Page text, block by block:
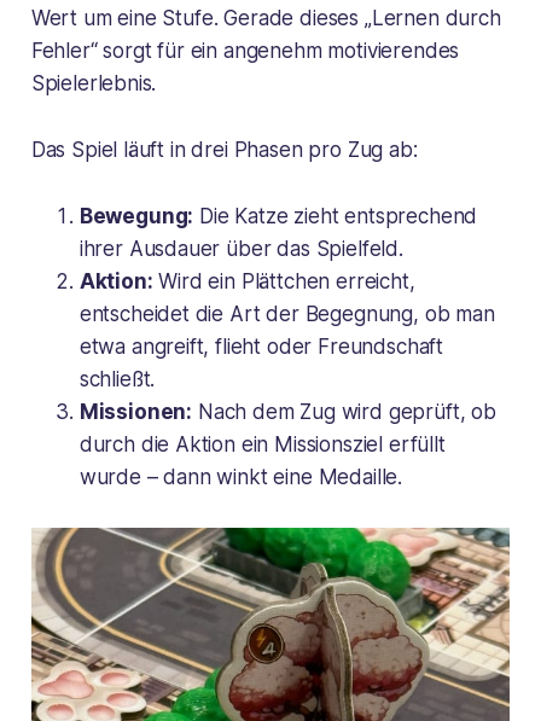
Wert um eine Stufe. Gerade dieses „Lernen durch
Fehler“ sorgt für ein angenehm motivierendes
Spielerlebnis.
Das Spiel läuft in drei Phasen pro Zug ab:
Bewegung: Die Katze zieht entsprechend
ihrer Ausdauer über das Spielfeld.
Aktion: Wird ein Plättchen erreicht,
entscheidet die Art der Begegnung, ob man
etwa angreift, flieht oder Freundschaft
schließt.
Missionen: Nach dem Zug wird geprüft, ob
durch die Aktion ein Missionsziel erfüllt
wurde – dann winkt eine Medaille.